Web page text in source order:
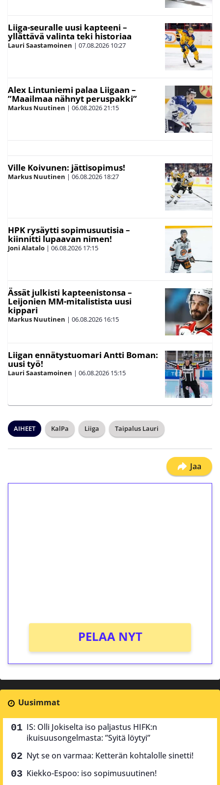
Liiga-seuralle uusi kapteeni –
yllättävä valinta teki historiaa
Lauri Saastamoinen | 07.08.2026 10:27
Alex Lintuniemi palaa Liigaan –
”Maailmaa nähnyt peruspakki”
Markus Nuutinen | 06.08.202621:15
Ville Koivunen: jättisopimus!
Markus Nuutinen | 06.08.2026 18:27
HPK rysäytti sopimusuutisia –
kiinnitti lupaavan nimen!
Joni Alatalo | 06.08.2026 17:15
Ässät julkisti kapteenistonsa –
Leijonien MM-mitalistista uusi
kippari
Markus Nuutinen | 06.08.2026 16:15
Liigan ennätystuomari Antti Boman:
uusi työ!
Lauri Saastamoinen | 06.08.2026 15:15
AIHEET KalPa Liiga Taipalus Lauri
Jaa
PELAA NYT
Uusimmat
IS: Olli Jokiselta iso paljastus HIFK:n
ikuisuusongelmasta: ”Syitä löytyi”
Nyt se on varmaa: Ketterän kohtalolle sinetti!
Kiekko-Espoo: iso sopimusuutinen!